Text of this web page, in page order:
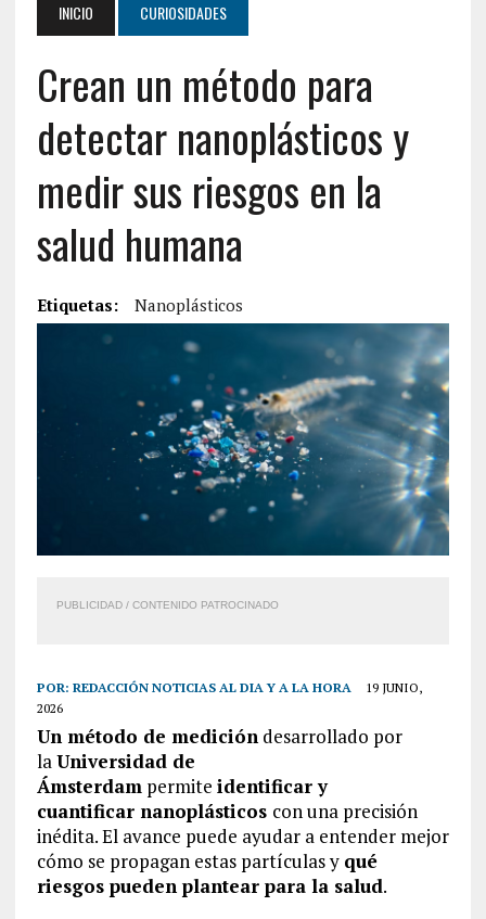
INICIO CURIOSIDADES
Crean un método para
detectar nanoplásticos y
medir sus riesgos en la
salud humana
Etiquetas: Nanoplásticos
PUBLICIDAD / CONTENIDO PATROCINADO
POR: REDACCIÓN NOTICIAS AL DIA Y A LA HORA
19 JUNIO,
2026
Un método de medicióndesarrollado por
laUniversidad de
Ámsterdampermite identificar y
cuantificar nanoplásticos con una precisión
inédita. El avance puede ayudar a entender mejor
cómo se propagan estas partículas y qué
riesgos pueden plantear para la salud.